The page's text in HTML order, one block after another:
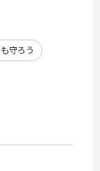
守ろう